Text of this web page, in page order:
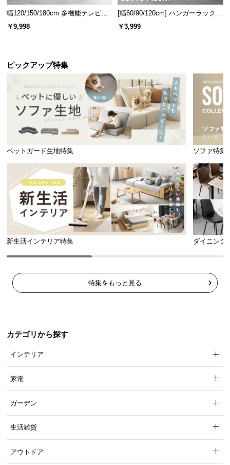
幅120/150/180cm 多機能テレビボ
ード 木目/石目調 オープン収納・
引き出し収納付き
￥9,998
[幅60/90/120cm] ハンガーラック
スチール 4段階高さ調節 サイドフ
ック オープンラック シンプル
￥3,999
ピックアップ特集
ペットガード生地特集 ソファ特集
新生活インテリア特集 ダイニング
特集をもっと見る
カテゴリから探す
インテリア
家電
ガーデン
生活雑貨
アウトドア